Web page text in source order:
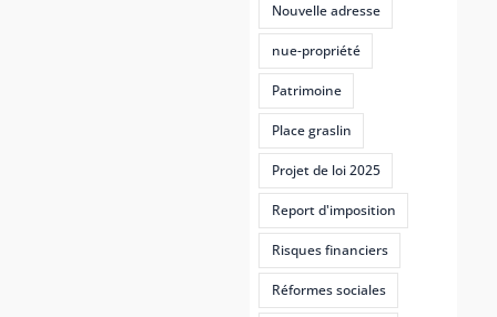
Nouvelle adresse
nue-propriété
Patrimoine
Place graslin
Projet de loi 2025
Report d'imposition
Risques financiers
Réformes sociales